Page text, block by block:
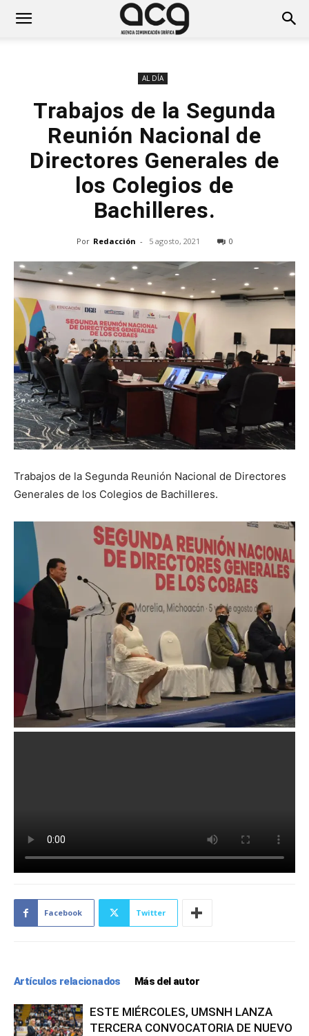
AL DÍA
Trabajos de la Segunda
Reunión Nacional de
Directores Generales de
los Colegios de
Bachilleres.
Por Redacción - 5 agosto, 2021 0
Trabajos de la Segunda Reunión Nacional de Directores
Generales de los Colegios de Bachilleres.
Facebook Twitter
Artículos relacionados Más del autor
ESTE MIÉRCOLES, UMSNH LANZA
TERCERA CONVOCATORIA DE NUEVO